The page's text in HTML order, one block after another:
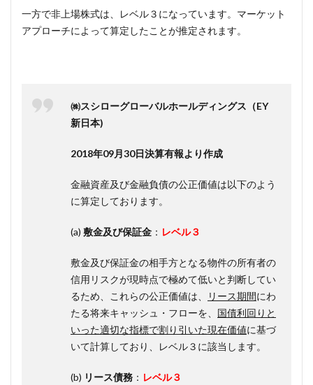
一方で非上場株式は、レベル３になっています。マーケット
アプローチによって算定したことが推定されます。
㈱スシローグローバルホールディングス（EY
新日本)
2018年09月30日決算有報より作成
金融資産及び金融負債の公正価値は以下のよう
に算定しております。
(a) 敷金及び保証金 ： レベル３
敷金及び保証金の相手方となる物件の所有者の
信用リスクが現時点で極めて低いと判断してい
るため、これらの公正価値は、
リース期間にわ
たる将来キャッシュ・フローを、 国債利回りと
いった適切な指標で割り引いた現在価値に基づ
いて計算しており、
レベル３に該当します。
(b) リース債務 ： レベル３